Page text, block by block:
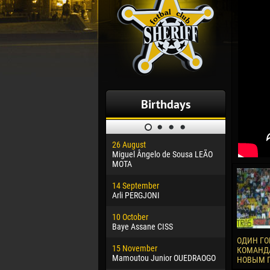
Birthdays
26 August
Miguel Ângelo de Sousa LEÃO
MOTA
14 September
Arli PERGJONI
10 October
Baye Assane CISS
15 November
Mamoutou Junior OUEDRAOGO
30 January
Dhoraso
24
Vladislav
02 March
Veaceslav
09 March
Emmanuel
ОДИН
НОВЫМ